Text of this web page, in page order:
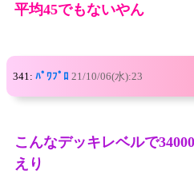
平均45でもないやん
341: ﾊﾟﾜﾌﾟﾛ 21/10/06(水):23
こんなデッキレベルで
えり